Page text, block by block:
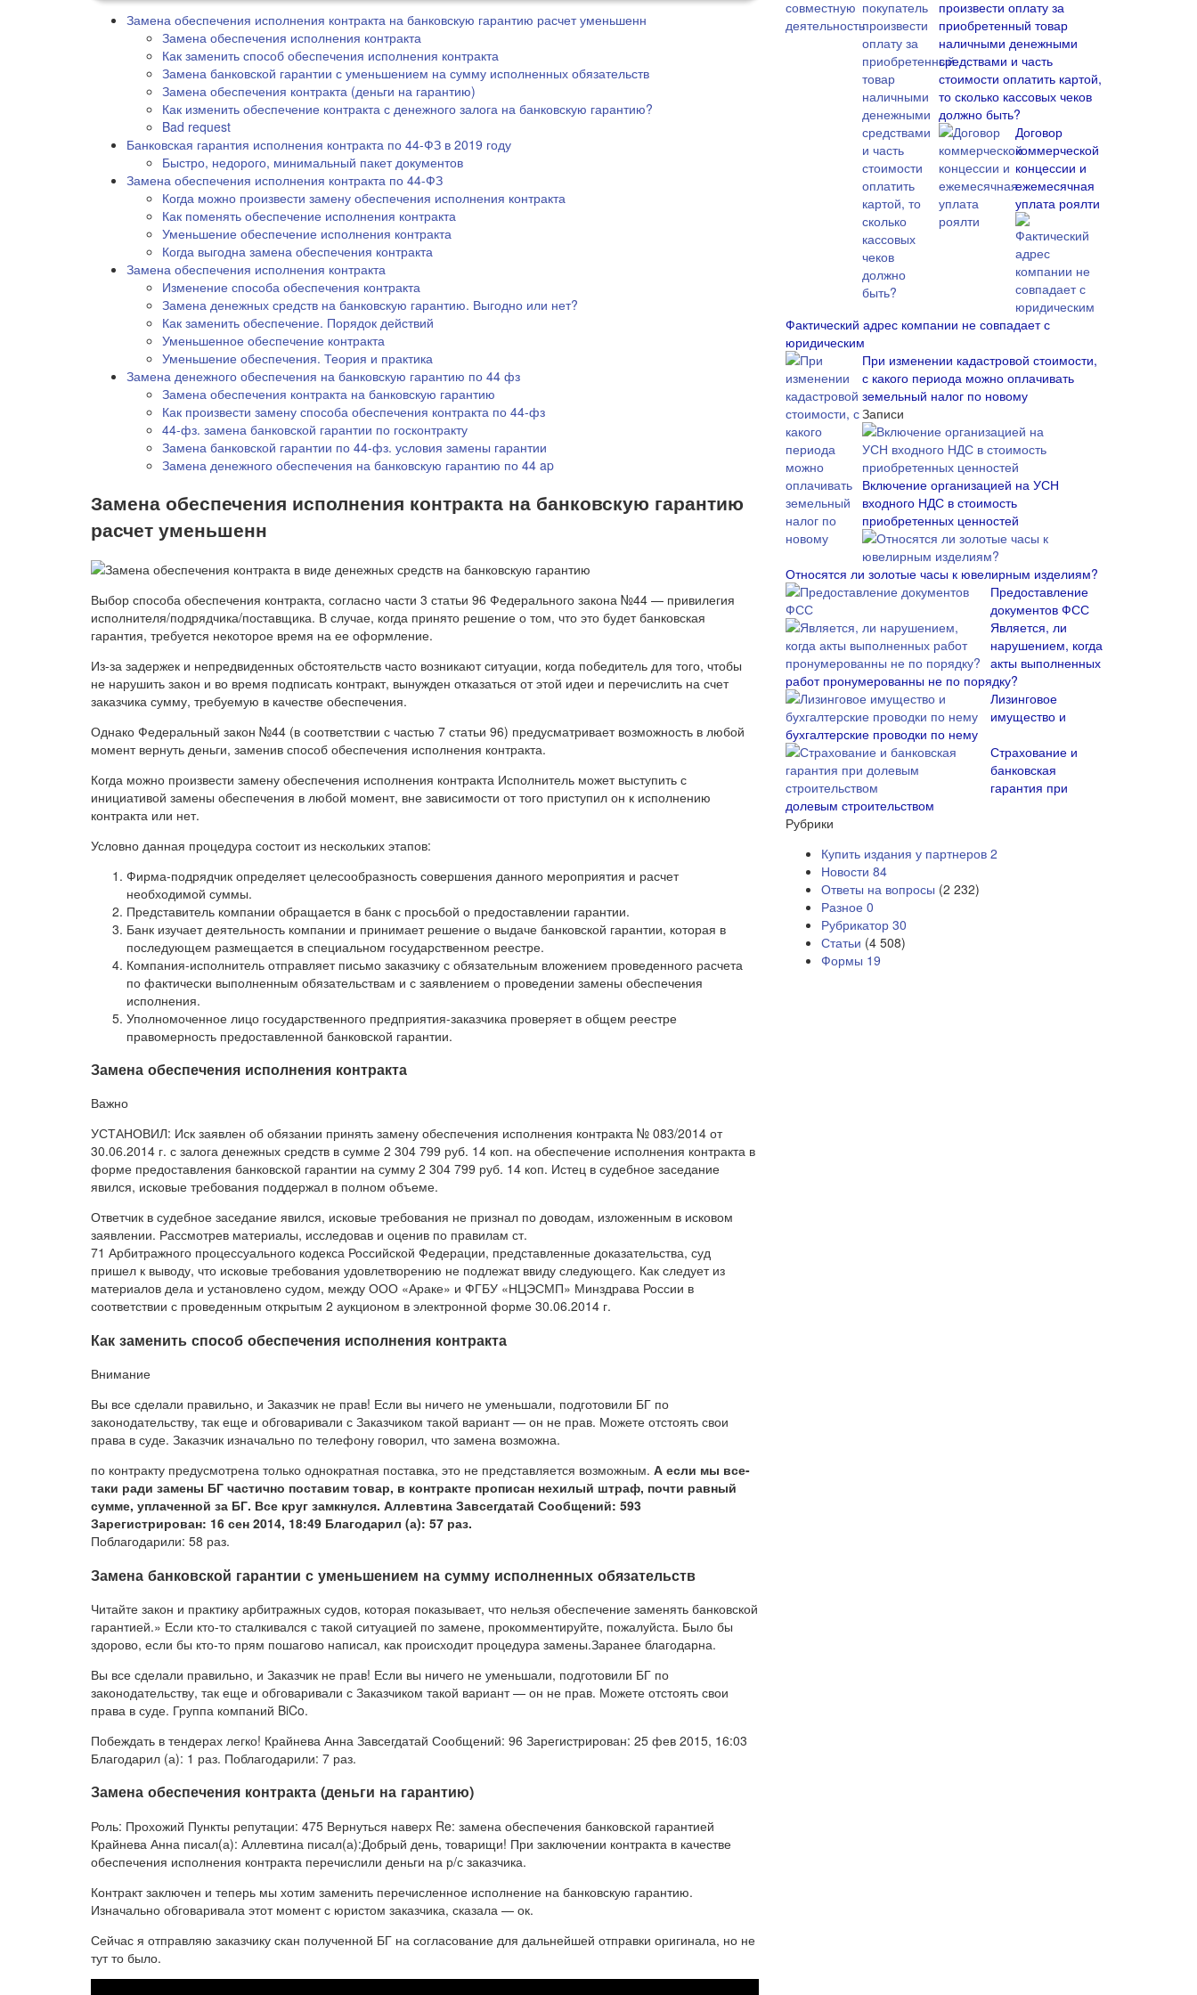
Замена обеспечения исполнения контракта на банковскую гарантию расчет уменьшенн
Замена обеспечения исполнения контракта
Как заменить способ обеспечения исполнения контракта
Замена банковской гарантии с уменьшением на сумму исполненных обязательств
Замена обеспечения контракта (деньги на гарантию)
Как изменить обеспечение контракта с денежного залога на банковскую гарантию?
Bad request
Банковская гарантия исполнения контракта по 44-ФЗ в 2019 году
Быстро, недорого, минимальный пакет документов
Замена обеспечения исполнения контракта по 44-ФЗ
Когда можно произвести замену обеспечения исполнения контракта
Как поменять обеспечение исполнения контракта
Уменьшение обеспечение исполнения контракта
Когда выгодна замена обеспечения контракта
Замена обеспечения исполнения контракта
Изменение способа обеспечения контракта
Замена денежных средств на банковскую гарантию. Выгодно или нет?
Как заменить обеспечение. Порядок действий
Уменьшенное обеспечение контракта
Уменьшение обеспечения. Теория и практика
Замена денежного обеспечения на банковскую гарантию по 44 фз
Замена обеспечения контракта на банковскую гарантию
Как произвести замену способа обеспечения контракта по 44-фз
44-фз. замена банковской гарантии по госконтракту
Замена банковской гарантии по 44-фз. условия замены гарантии
Замена денежного обеспечения на банковскую гарантию по 44 ap
Замена обеспечения исполнения контракта на банковскую гарантию
расчет уменьшенн
Выбор способа обеспечения контракта, согласно части 3 статьи 96 Федерального закона №44 — привилегия
исполнителя/подрядчика/поставщика. В случае, когда принято решение о том, что это будет банковская
гарантия, требуется некоторое время на ее оформление.
Из-за задержек и непредвиденных обстоятельств часто возникают ситуации, когда победитель для того, чтобы
не нарушить закон и во время подписать контракт, вынужден отказаться от этой идеи и перечислить на счет
заказчика сумму, требуемую в качестве обеспечения.
Однако Федеральный закон №44 (в соответствии с частью 7 статьи 96) предусматривает возможность в любой
момент вернуть деньги, заменив способ обеспечения исполнения контракта.
Когда можно произвести замену обеспечения исполнения контракта Исполнитель может выступить с
инициативой замены обеспечения в любой момент, вне зависимости от того приступил он к исполнению
контракта или нет.
Условно данная процедура состоит из нескольких этапов:
Фирма-подрядчик определяет целесообразность совершения данного мероприятия и расчет
необходимой суммы.
Представитель компании обращается в банк с просьбой о предоставлении гарантии.
Банк изучает деятельность компании и принимает решение о выдаче банковской гарантии, которая в
последующем размещается в специальном государственном реестре.
Компания-исполнитель отправляет письмо заказчику с обязательным вложением проведенного расчета
по фактически выполненным обязательствам и с заявлением о проведении замены обеспечения
исполнения.
Уполномоченное лицо государственного предприятия-заказчика проверяет в общем реестре
правомерность предоставленной банковской гарантии.
Замена обеспечения исполнения контракта
Важно
УСТАНОВИЛ: Иск заявлен об обязании принять замену обеспечения исполнения контракта № 083/2014 от
30.06.2014 г. с залога денежных средств в сумме 2 304 799 руб. 14 коп. на обеспечение исполнения контракта в
форме предоставления банковской гарантии на сумму 2 304 799 руб. 14 коп. Истец в судебное заседание
явился, исковые требования поддержал в полном объеме.
Ответчик в судебное заседание явился, исковые требования не признал по доводам, изложенным в исковом
заявлении. Рассмотрев материалы, исследовав и оценив по правилам ст.
71 Арбитражного процессуального кодекса Российской Федерации, представленные доказательства, суд
пришел к выводу, что исковые требования удовлетворению не подлежат ввиду следующего. Как следует из
материалов дела и установлено судом, между ООО «Араке» и ФГБУ «НЦЭСМП» Минздрава России в
соответствии с проведенным открытым 2 аукционом в электронной форме 30.06.2014 г.
Как заменить способ обеспечения исполнения контракта
Внимание
Вы все сделали правильно, и Заказчик не прав! Если вы ничего не уменьшали, подготовили БГ по
законодательству, так еще и обговаривали с Заказчиком такой вариант — он не прав. Можете отстоять свои
права в суде. Заказчик изначально по телефону говорил, что замена возможна.
по контракту предусмотрена только однократная поставка, это не представляется возможным. А если мы все-
таки ради замены БГ частично поставим товар, в контракте прописан нехилый штраф, почти равный
сумме, уплаченной за БГ. Все круг замкнулся. Аллевтина Завсегдатай Сообщений: 593
Зарегистрирован: 16 сен 2014, 18:49 Благодарил (а): 57 раз.
Поблагодарили: 58 раз.
Замена банковской гарантии с уменьшением на сумму исполненных обязательств
Читайте закон и практику арбитражных судов, которая показывает, что нельзя обеспечение заменять банковской
гарантией.» Если кто-то сталкивался с такой ситуацией по замене, прокомментируйте, пожалуйста. Было бы
здорово, если бы кто-то прям пошагово написал, как происходит процедура замены.Заранее благодарна.
Вы все сделали правильно, и Заказчик не прав! Если вы ничего не уменьшали, подготовили БГ по
законодательству, так еще и обговаривали с Заказчиком такой вариант — он не прав. Можете отстоять свои
права в суде. Группа компаний BiCo.
Побеждать в тендерах легко! Крайнева Анна Завсегдатай Сообщений: 96 Зарегистрирован: 25 фев 2015, 16:03
Благодарил (а): 1 раз. Поблагодарили: 7 раз.
Замена обеспечения контракта (деньги на гарантию)
Роль: Прохожий Пункты репутации: 475 Вернуться наверх Re: замена обеспечения банковской гарантией
Крайнева Анна писал(а): Аллевтина писал(а):Добрый день, товарищи! При заключении контракта в качестве
обеспечения исполнения контракта перечислили деньги на р/с заказчика.
Контракт заключен и теперь мы хотим заменить перечисленное исполнение на банковскую гарантию.
Изначально обговаривала этот момент с юристом заказчика, сказала — ок.
Сейчас я отправляю заказчику скан полученной БГ на согласование для дальнейшей отправки оригинала, но не
тут то было.
произвести оплату за
приобретенный товар
наличными денежными
средствами и часть
стоимости оплатить картой,
то сколько кассовых чеков
должно быть?
Договор
коммерческой
концессии и
ежемесячная
уплата роялти
Фактический адрес компании не совпадает с
юридическим
При изменении кадастровой стоимости,
с какого периода можно оплачивать
земельный налог по новому
Записи
Включение организацией на УСН
входного НДС в стоимость
приобретенных ценностей
Относятся ли золотые часы к ювелирным изделиям?
Предоставление
документов ФСС
Является, ли
нарушением, когда
акты выполненных
работ пронумерованны не по порядку?
Лизинговое
имущество и
бухгалтерские проводки по нему
Страхование и
банковская
гарантия при
долевым строительством
Рубрики
Купить издания у партнеров 2
Новости 84
Ответы на вопросы (2 232)
Разное 0
Рубрикатор 30
Статьи (4 508)
Формы 19